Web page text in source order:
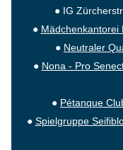
● IG
● Mädchenkantorei
● Neutraler
● Nona - Pro
● Pétanque
● Spielgruppe